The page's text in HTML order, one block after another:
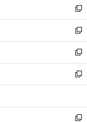
く
で
開
く
ド
ウ
で
開
く
ィ
ン
ド
ウ
で
開
く
い
ウ
ィ
ン
ド
ウ
で
開
新
し
い
ウ
ィ
ン
ド
ウ
開
く
新
し
い
ウ
ィ
ン
ウ
で
新
し
い
ウ
ン
ド
新
し
ウ
ィ
新